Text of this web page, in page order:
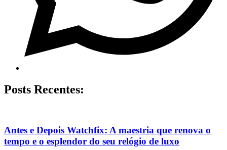
Posts Recentes:
Antes e Depois Watchfix: A maestria que renova o
tempo e o esplendor do seu relógio de luxo